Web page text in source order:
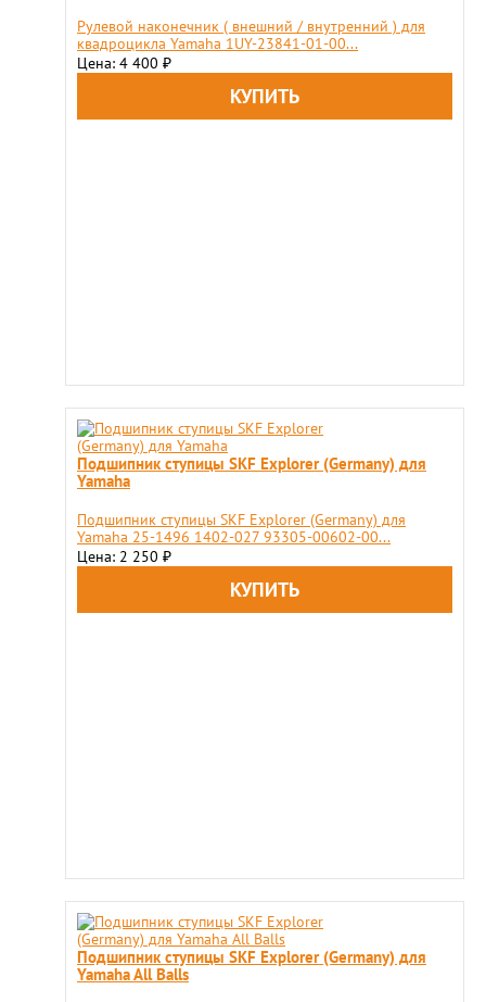
Рулевой наконечник ( внешний / внутренний ) для
квадроцикла Yamaha 1UY-23841-01-00...
Цена: 4 400 ₽
Подшипник ступицы SKF Explorer (Germany) для
Yamaha
Подшипник ступицы SKF Explorer (Germany) для
Yamaha 25-1496 1402-027 93305-00602-00...
Цена: 2 250 ₽
Подшипник ступицы SKF Explorer (Germany) для
Yamaha All Balls